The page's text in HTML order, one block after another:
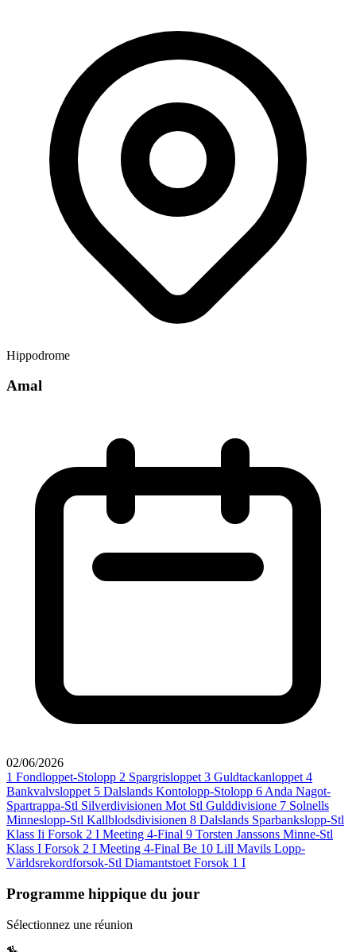
Hippodrome
Amal
02/06/2026
1 Fondloppet-Stolopp 2 Spargrisloppet 3 Guldtackanloppet 4
Bankvalvsloppet 5 Dalslands Kontolopp-Stolopp 6 Anda Nagot-
Spartrappa-Stl Silverdivisionen Mot Stl Gulddivisione 7 Solnells
Minneslopp-Stl Kallblodsdivisionen 8 Dalslands Sparbankslopp-Stl
Klass Ii Forsok 2 I Meeting 4-Final 9 Torsten Janssons Minne-Stl
Klass I Forsok 2 I Meeting 4-Final Be 10 Lill Mavils Lopp-
Världsrekordforsok-Stl Diamantstoet Forsok 1 I
Programme hippique du jour
Sélectionnez une réunion